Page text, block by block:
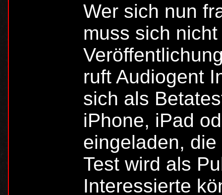
Wer sich nun
muss sich
ruft Audiogent
sich als
iPhone, iPad
eingeladen,
Test wird als
Interessierte